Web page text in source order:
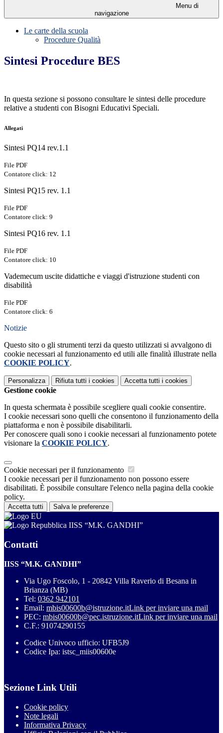
Menu di
navigazione
Le carte della scuola
Procedure Qualità
Sintesi Procedure BES
In questa sezione si possono consultare le sintesi delle procedure
relative a studenti con Bisogni Educativi Speciali.
Allegati
Sintesi PQ14 rev.1.1
File PDF
Contatore click: 12
Sintesi PQ15 rev. 1.1
File PDF
Contatore click: 9
Sintesi PQ16 rev. 1.1
File PDF
Contatore click: 10
Vademecum uscite didattiche e viaggi d'istruzione studenti con
disabilità
File PDF
Contatore click: 6
Notizie
Questo sito o gli strumenti terzi da questo utilizzati si avvalgono di
cookie necessari al funzionamento ed utili alle finalità illustrate nella
COOKIE POLICY.
Personalizza Rifiuta tutti i cookies Accetta tutti i cookies
Gestione cookie
In questa schermata è possibile scegliere quali cookie consentire.
I cookie necessari sono quelli che consentono il funzionamento della
piattaforma e non è possibile disabilitarli.
Per conoscere quali sono i cookie necessari al funzionamento potete
visionare la COOKIE POLICY.
Cookie necessari per il funzionamento
I cookie necessari per il funzionamento non possono essere
disabilitati. È possibile consultare l'elenco nella pagina della cookie
policy.
Accetta tutti Salva le preferenze
IISS “M.K. GANDHI”
Contatti
IISS “M.K. GANDHI”
Via Ugo Foscolo, 1 - 20842 Villa Raverio di Besana in
Brianza (MB)
Tel: 0362 942101
Email: mbis00600b@istruzione.itLink per inviare una mail
PEC: mbis00600b@pec.istruzione.itLink per inviare una mail
C.F.: 91074290155
Codice Univoco ufficio: UFB5J9
Codice Ipa: istsc_miis00600e
Sezione Link Utili
Cookie policy
Note legali
Informativa Privacy